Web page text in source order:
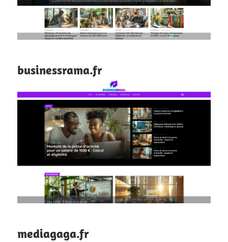
businessrama.fr
mediagaga.fr